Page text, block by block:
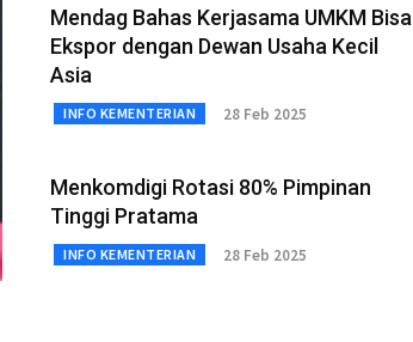
Mendag Bahas Kerjasama UMKM Bisa
Ekspor dengan Dewan Usaha Kecil
Asia
INFO KEMENTERIAN 28 Feb 2025
Menkomdigi Rotasi 80% Pimpinan
Tinggi Pratama
INFO KEMENTERIAN 28 Feb 2025